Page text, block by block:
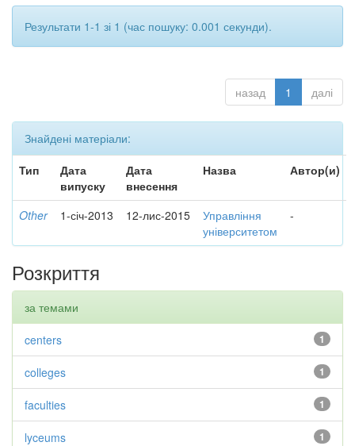
Результати 1-1 зі 1 (час пошуку: 0.001 секунди).
назад 1 далі
Знайдені матеріали:
Тип
Дата
випуску
Дата
внесення
Назва Автор(и)
Other 1-січ-2013 12-лис-2015
Управління
університетом
-
Розкриття
за темами
1
centers
1
colleges
1
faculties
1
lyceums